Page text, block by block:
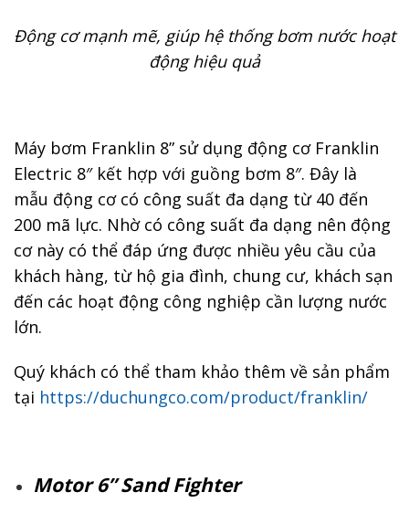
Động cơ mạnh mẽ, giúp hệ thống bơm nước hoạt
động hiệu quả
Máy bơm Franklin 8” sử dụng động cơ Franklin
Electric 8″ kết hợp với guồng bơm 8″. Đây là
mẫu động cơ có công suất đa dạng từ 40 đến
200 mã lực. Nhờ có công suất đa dạng nên động
cơ này có thể đáp ứng được nhiều yêu cầu của
khách hàng, từ hộ gia đình, chung cư, khách sạn
đến các hoạt động công nghiệp cần lượng nước
lớn.
Quý khách có thể tham khảo thêm về sản phẩm
tại https://duchungco.com/product/franklin/
Motor 6” Sand Fighter